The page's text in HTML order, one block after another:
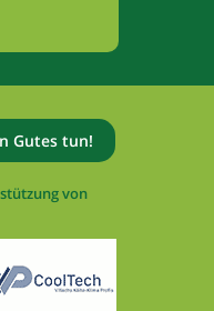
Gutes tun!
von